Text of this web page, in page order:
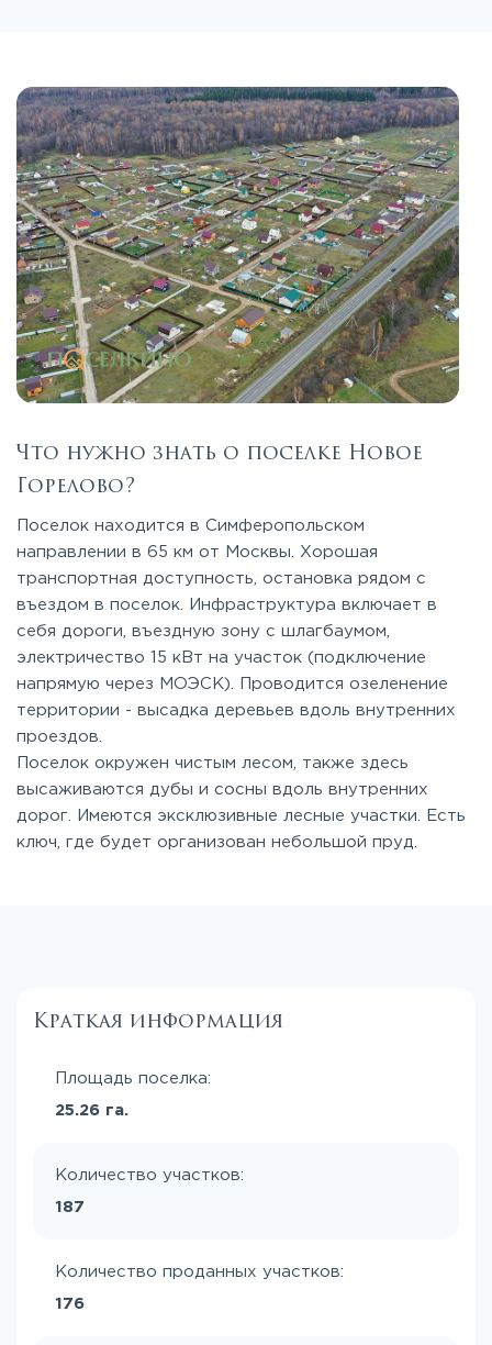
Что нужно знать о поселке Новое
Горелово?
Поселок находится в Симферопольском
направлении в 65 км от Москвы. Хорошая
транспортная доступность, остановка рядом с
въездом в поселок. Инфраструктура включает в
себя дороги, въездную зону с шлагбаумом,
электричество 15 кВт на участок (подключение
напрямую через МОЭСК). Проводится озеленение
территории - высадка деревьев вдоль внутренних
проездов.
Поселок окружен чистым лесом, также здесь
высаживаются дубы и сосны вдоль внутренних
дорог. Имеются эксклюзивные лесные участки. Есть
ключ, где будет организован небольшой пруд.
Краткая информация
Площадь поселка:
25.26 га.
Количество участков:
187
Количество проданных участков:
176